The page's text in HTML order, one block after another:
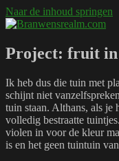
Naar de inhoud springen
Project: fruit in
Ik heb dus die tuin met
schijnt niet
tuin staan. Althans, als
volledig bestraatte
violen in voor de kleur
is en het geen tuintuin